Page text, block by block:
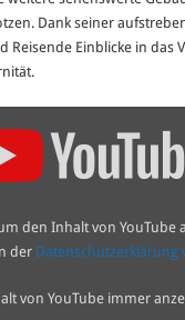
Dank seiner
Reisende Einblicke in das
den Inhalt von YouTube
der Datenschutzerklärung
von YouTube immer